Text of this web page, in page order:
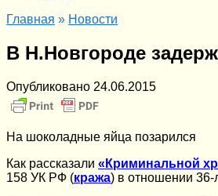
Главная » Новости
В Н.Новгороде
Опубликовано 24.06.2015
На шоколадные яйца позарился
Как рассказали «Криминальной
158 УК РФ (кража) в отношении 36-